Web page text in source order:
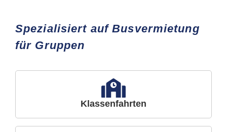
Spezialisiert auf Busvermietung
für Gruppen
Klassenfahrten